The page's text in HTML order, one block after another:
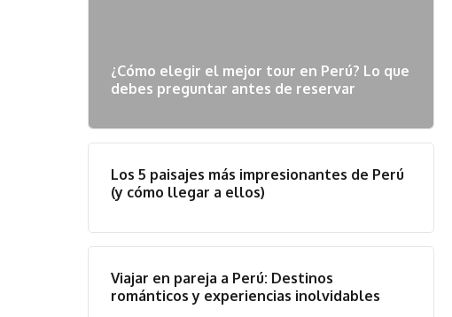
¿Cómo elegir el mejor tour en Perú? Lo que
debes preguntar antes de reservar
Los 5 paisajes más impresionantes de Perú
(y cómo llegar a ellos)
Viajar en pareja a Perú: Destinos
románticos y experiencias inolvidables